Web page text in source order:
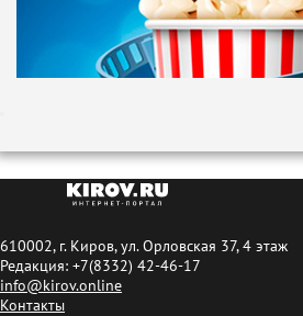
610002, г. Киров, ул. Орловская 37, 4 этаж
Редакция: +7(8332) 42-46-17
info@kirov.online
Контакты